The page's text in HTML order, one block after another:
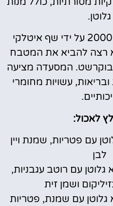
המסעדה נוסדה בשנת 2000 על ידי שף איטלקי
רצה להביא את המטבח
בוקרשט. המסעדה מציעה
עשויות מחומרי
לאכול:
עם פטריות, שמנת ויין
לבן
עם רוטב עגבניות,
ושמן זית
עם שמנת, פטריות